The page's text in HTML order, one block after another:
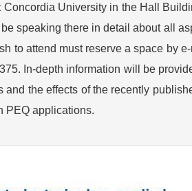
Concordia University in the Hall
speaking there in detail about all
to attend must reserve a space by
In-depth information will be
the effects of the recently
PEQ applications.